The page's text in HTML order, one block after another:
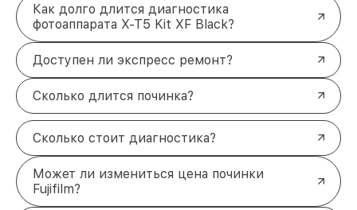
Как долго длится диагностика
фотоаппарата X-T5 Kit XF Black?
Доступен ли экспресс ремонт?
Сколько длится починка?
Сколько стоит диагностика?
Может ли измениться цена починки
Fujifilm?